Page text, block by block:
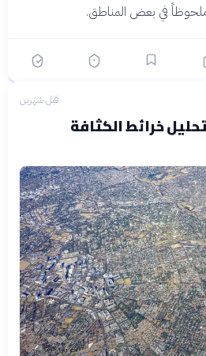
ملحوظاً في بعض المناطق.
قبل شهرين
خرائط الكثافة